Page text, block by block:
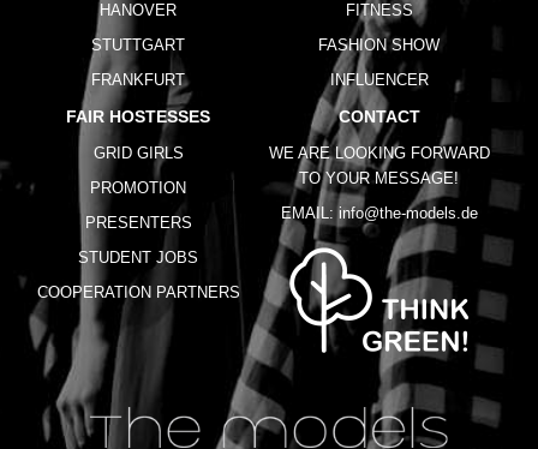
HANOVER
STUTTGART
FRANKFURT
FITNESS
FASHION SHOW
INFLUENCER
FAIR HOSTESSES
GRID GIRLS
PROMOTION
PRESENTERS
STUDENT JOBS
COOPERATION PARTNERS
CONTACT
WE ARE LOOKING FORWARD
TO YOUR MESSAGE!
EMAIL: info@the-models.de